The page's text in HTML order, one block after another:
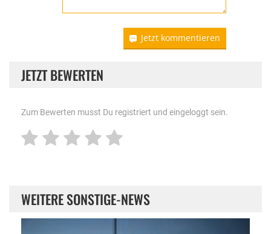
Jetzt kommentieren
JETZT BEWERTEN
Zum Bewerten musst Du registriert und eingeloggt sein.
WEITERE SONSTIGE-NEWS